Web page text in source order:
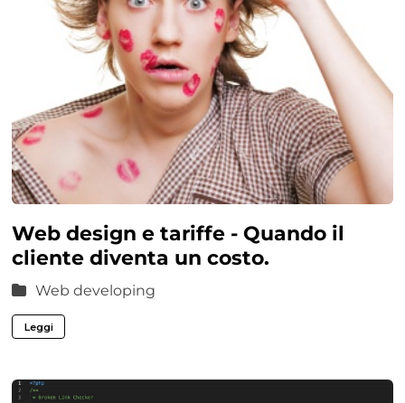
Web design e tariffe - Quando il
cliente diventa un costo.
Web developing
Leggi